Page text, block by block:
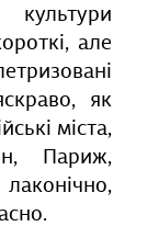
культури
але
як
міста,
Париж,